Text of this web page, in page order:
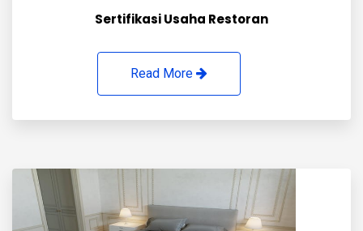
Sertifikasi Usaha Restoran
Read More